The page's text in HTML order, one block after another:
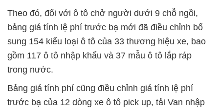
Theo đó, đối với ô tô chở người dưới 9 chỗ ngồi,
bảng giá tính lệ phí trước bạ mới đã điều chỉnh bổ
sung 154 kiểu loại ô tô của 33 thương hiệu xe, bao
gồm 117 ô tô nhập khẩu và 37 mẫu ô tô lắp ráp
trong nước.
Bảng giá tính phí cũng điều chỉnh giá tính lệ phí
trước bạ của 12 dòng xe ô tô pick up, tải Van nhập